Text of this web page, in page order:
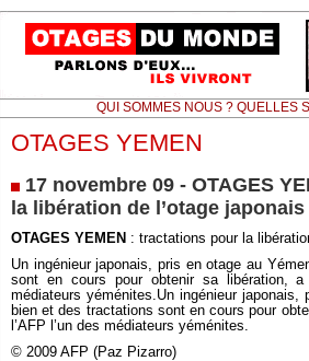
QUI SOMMES NOUS ? QUELLES
OTAGES YEMEN
17 novembre 09 - OTAGES
la libération de l’otage japonais
OTAGES YEMEN : tractations pour la
Un ingénieur japonais, pris en otage au
sont en cours pour obtenir sa libération,
médiateurs yéménites.Un ingénieur
bien et des tractations sont en cours pour
l’AFP l’un des médiateurs yéménites.
© 2009 AFP (Paz Pizarro)